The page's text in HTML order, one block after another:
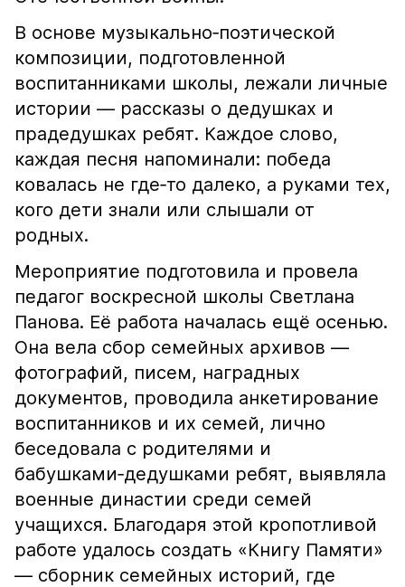
В основе музыкально‑поэтической
композиции, подготовленной
воспитанниками школы, лежали личные
истории — рассказы о дедушках и
прадедушках ребят. Каждое слово,
каждая песня напоминали: победа
ковалась не где‑то далеко, а руками тех,
кого дети знали или слышали от
родных.
Мероприятие подготовила и провела
педагог воскресной школы Светлана
Панова. Её работа началась ещё осенью.
Она вела сбор семейных архивов —
фотографий, писем, наградных
документов, проводила анкетирование
воспитанников и их семей, лично
беседовала с родителями и
бабушками‑дедушками ребят, выявляла
военные династии среди семей
учащихся. Благодаря этой кропотливой
работе удалось создать «Книгу Памяти»
— сборник семейных историй, где